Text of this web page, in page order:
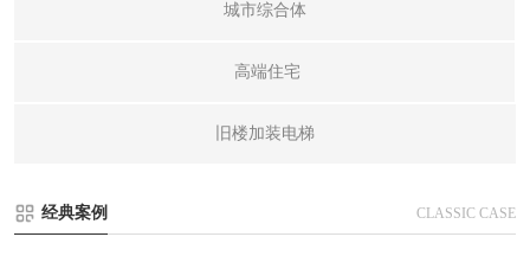
城市综合体
高端住宅
旧楼加装电梯
经典案例 CLASSIC CASE